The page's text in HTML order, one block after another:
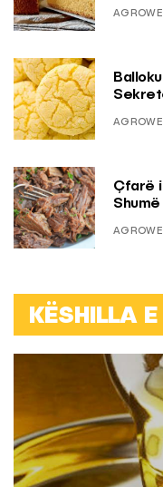
Çfarë i
Shumë
KËSHILLA